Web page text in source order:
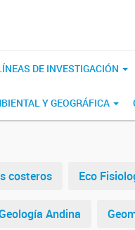
DE INVESTIGACIÓN
Y GEOGRÁFICA
costeros Eco
Andina